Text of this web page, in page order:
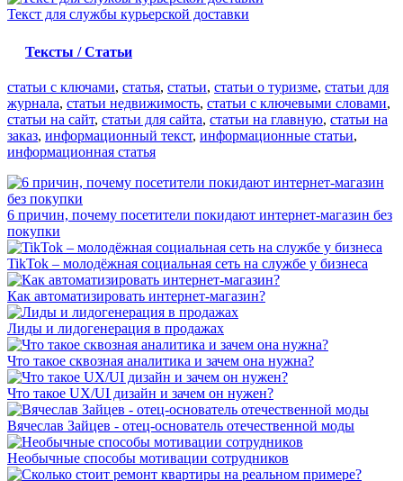
Текст для службы курьерской доставки
Тексты / Статьи
статьи с ключами, статья, статьи, статьи о туризме, статьи для
журнала, статьи недвижимость, статьи с ключевыми словами,
статьи на сайт, статьи для сайта, статьи на главную, статьи на
заказ, информационный текст, информационные статьи,
информационная статья
6 причин, почему посетители покидают интернет-магазин без
покупки
TikTok – молодёжная социальная сеть на службе у бизнеса
Как автоматизировать интернет-магазин?
Лиды и лидогенерация в продажах
Что такое сквозная аналитика и зачем она нужна?
Что такое UX/UI дизайн и зачем он нужен?
Вячеслав Зайцев - отец-основатель отечественной моды
Необычные способы мотивации сотрудников